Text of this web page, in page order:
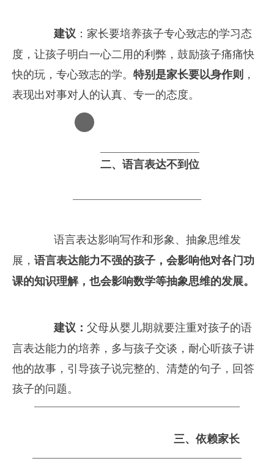
建议 ：家长要培养孩子专心致志的学习态
度，让孩子明白一心二用的利弊，鼓励孩子痛痛快
快的玩，专心致志的学。 特别是家长要以身作则 ，
表现出对事对人的认真、专一的态度。
二、语言表达不到位
语言表达影响写作和形象、抽象思维发
展， 语言表达能力不强的孩子，会影响他对各门功
课的知识理解，也会影响数学等抽象思维的发展。
建议： 父母从婴儿期就要注重对孩子的语
言表达能力的培养，多与孩子交谈，耐心听孩子讲
他的故事，引导孩子说完整的、清楚的句子，回答
孩子的问题。
三、 依赖家长